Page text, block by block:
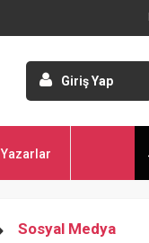
Giriş Yap
Yazarlar
Sosyal Medya